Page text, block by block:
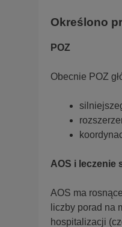
Określono
POZ
Obecnie POZ
AOS i leczenie
AOS ma
liczby porad na
hospitalizacji